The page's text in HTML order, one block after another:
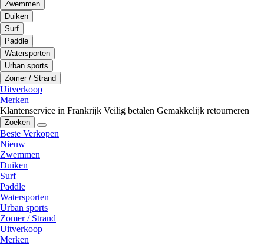
Zwemmen
Duiken
Surf
Paddle
Watersporten
Urban sports
Zomer / Strand
Uitverkoop
Merken
Klantenservice in Frankrijk Veilig betalen Gemakkelijk retourneren
Zoeken
Beste Verkopen
Nieuw
Zwemmen
Duiken
Surf
Paddle
Watersporten
Urban sports
Zomer / Strand
Uitverkoop
Merken